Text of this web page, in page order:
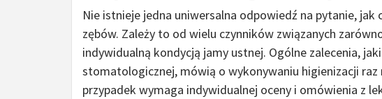
Nie istnieje jedna uniwersalna odpowiedź na pytanie,
zębów. Zależy to od wielu czynników związanych
indywidualną kondycją jamy ustnej. Ogólne zalecenia,
stomatologicznej, mówią o wykonywaniu higienizacji raz
przypadek wymaga indywidualnej oceny i omówienia z